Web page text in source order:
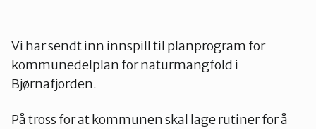
Vi har sendt inn innspill til planprogram for
kommunedelplan for naturmangfold i
Bjørnafjorden.
På tross for at kommunen skal lage rutiner for å